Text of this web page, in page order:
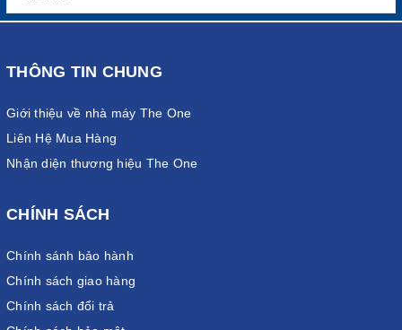
THÔNG TIN CHUNG
Giới thiệu về nhà máy The One
Liên Hệ Mua Hàng
Nhận diện thương hiệu The One
CHÍNH SÁCH
Chính sánh bảo hành
Chính sách giao hàng
Chính sách đổi trả